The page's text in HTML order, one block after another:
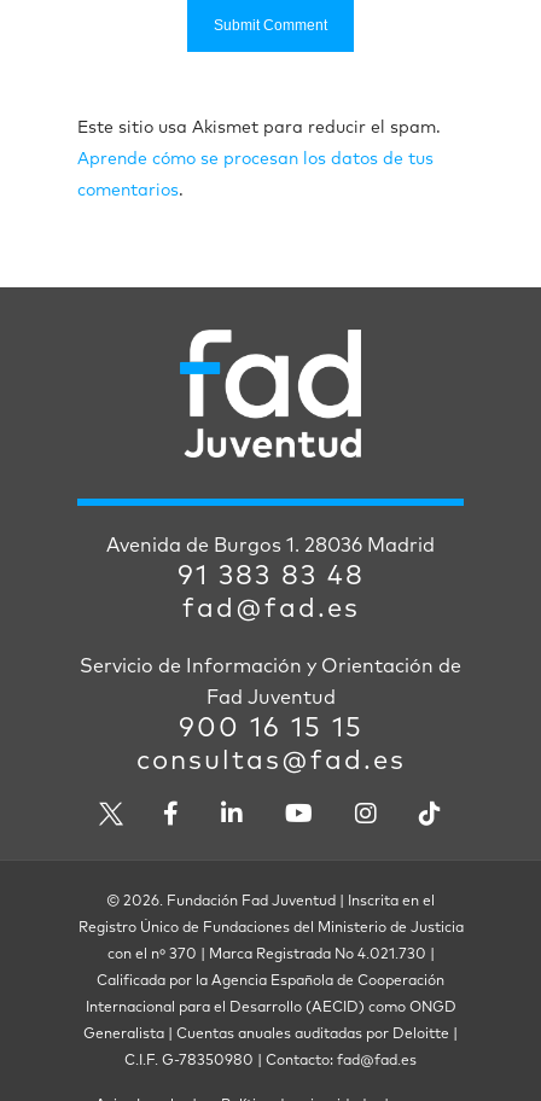
Este sitio usa Akismet para reducir el spam.
Aprende cómo se procesan los datos de tus
comentarios.
Avenida de Burgos 1. 28036 Madrid
91 383 83 48
fad@fad.es
Servicio de Información y Orientación de
Fad Juventud
900 16 15 15
consultas@fad.es
© 2026. Fundación Fad Juventud | Inscrita en el
Registro Único de Fundaciones del Ministerio de Justicia
con el nº 370 | Marca Registrada No 4.021.730 |
Calificada por la Agencia Española de Cooperación
Internacional para el Desarrollo (AECID) como ONGD
Generalista | Cuentas anuales auditadas por Deloitte |
C.I.F. G-78350980 | Contacto: fad@fad.es